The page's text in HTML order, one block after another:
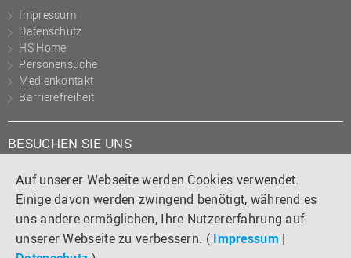
Auf unserer Webseite werden Cookies verwendet.
Einige davon werden zwingend benötigt, während es
uns andere ermöglichen, Ihre Nutzererfahrung auf
unserer Webseite zu verbessern. ( Impressum |
Impressum
Datenschutz
HS Home
Personensuche
Medienkontakt
Barrierefreiheit
BESUCHEN SIE UNS
Instagram
TiktokLinkedIn
YouTube
Facebook